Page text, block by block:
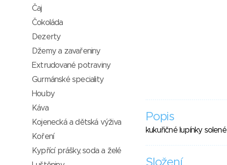
Popis
kukuřičné lupínky solené
Čaj
Čokoláda
Dezerty
Džemy a zavařeniny
Extrudované potraviny
Gurmánské speciality
Houby
Káva
Kojenecká a dětská výživa
Koření
Kypřící prášky, soda a želé